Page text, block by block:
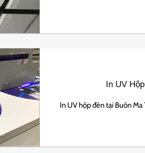
In UV
In UV hộp đèn tại Buôn